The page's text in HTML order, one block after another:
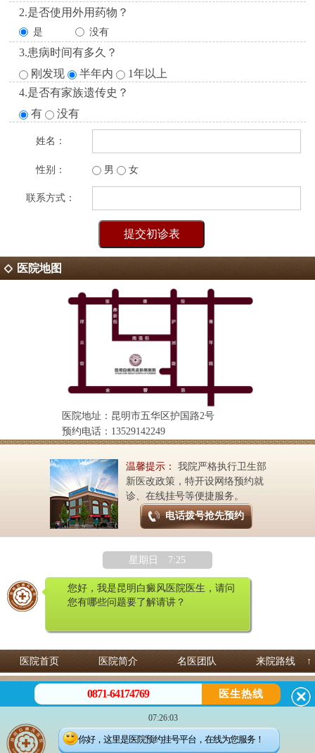
2.是否使用外用药物？
是 没有
3.患病时间有多久？
刚发现
半年内
1年以上
4.是否有家族遗传史？
有
没有
姓名：
性别： 男 女
联系方式：
医院地图
医院地址：昆明市五华区护国路2号
预约电话：13529142249
温馨提示：
我院严格执行卫生部
新医改政策，特开设网络预约就
诊、在线挂号等便捷服务。
电话拨号抢先预约
星期日 7:25
您好，我是昆明白癜风医院医生，请问
您有哪些问题要了解请讲？
医院首页 医院简介 名医团队 来院路线 ↑
昆明白癜风皮肤病医院 专治白癜风
预约热线：0871-64174769微信咨询：13529142249
地址：昆明市五华区护国路2号
滇公安备案号：53010202000563
0871-64174769 医生热线
07:26:03
你好，这里是医院预约挂号平台，在线为您服务！